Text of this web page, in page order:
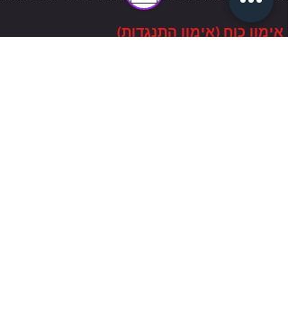
אימון כוח (אימון התנגדות)